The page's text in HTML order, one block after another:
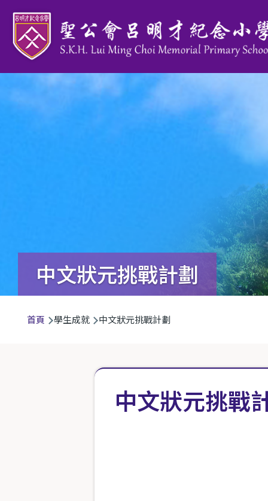
移至主內容
中文狀元挑戰計劃
航
首頁 學生成就 中文狀元挑戰計劃
中文狀元挑戰